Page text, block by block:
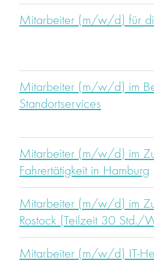
Mitarbeiter (m/w/d) für
Mitarbeiter (m/w/d) im
Standortservices
Mitarbeiter (m/w/d) im
Fahrertätigkeit in Hamburg
Mitarbeiter (m/w/d) im
Rostock (Teilzeit 30 Std./
Mitarbeiter (m/w/d) IT-